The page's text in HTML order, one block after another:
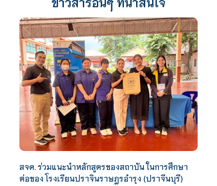
สจด. ร่วมแนะนำหลักสูตรของสถาบัน ในการศึกษา
ต่อของ โรงเรียนปราจินราษฎรอำรุง (ปราจีนบุรี)